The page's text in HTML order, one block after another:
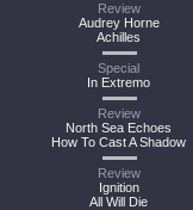
Review
Audrey Horne
Achilles
Special
In Extremo
Review
North Sea Echoes
How To Cast A Shadow
Review
Ignition
All Will Die